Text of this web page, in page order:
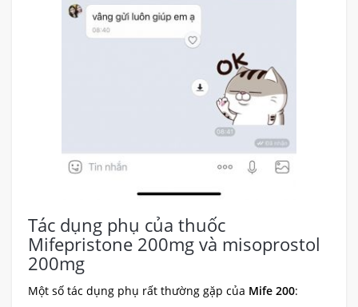
Tác dụng phụ của thuốc
Mifepristone 200mg và misoprostol
200mg
Một số tác dụng phụ rất thường gặp của Mife 200: